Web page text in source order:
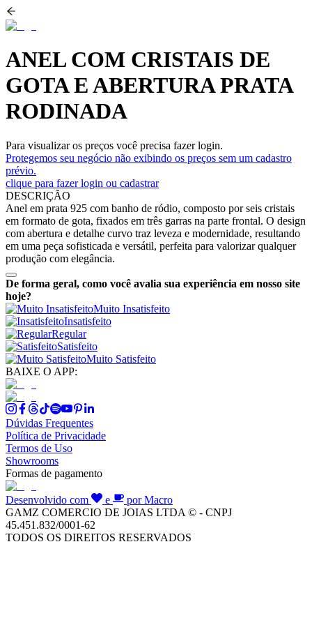
ANEL COM CRISTAIS DE
GOTA E ABERTURA PRATA
RODINADA
Para visualizar os preços você precisa fazer login.
Protegemos seu negócio não exibindo os preços sem um cadastro
prévio.
clique para fazer login ou cadastrar
DESCRIÇÃO
Anel em prata 925 com banho de ródio, composto por seis cristais
em formato de gota, fixados em três garras na parte frontal. O design
com abertura e detalhe curvo traz leveza e modernidade, resultando
em uma peça sofisticada e versátil, perfeita para valorizar qualquer
produção com elegância.
De forma geral, como você avalia sua experiência em nosso site
hoje?
Muito Insatisfeito
Insatisfeito
Regular
Satisfeito
Muito Satisfeito
BAIXE O APP:
Dúvidas Frequentes
Política de Privacidade
Termos de Uso
Showrooms
Formas de pagamento
Desenvolvido com e
por Macro
GAMZ COMERCIO DE JOIAS LTDA © - CNPJ
45.451.832/0001-62
TODOS OS DIREITOS RESERVADOS